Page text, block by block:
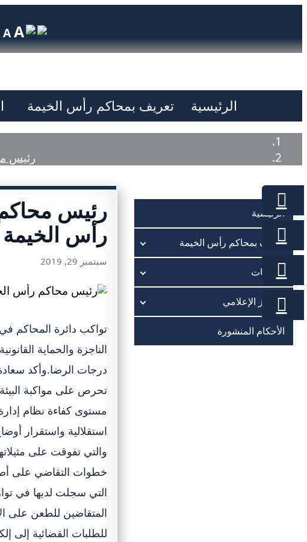
AA
الرئيسية تعريف بمحاكم رأس الخيمة
رئيس
الرئيسية
تعريف بمحاكم رأس الخيمة
الخدمات
المركز الإعلامي
الأحكام المنشورة
رئيس
رأس الخيمة
سبتمبر 29, 2019
تواكب دائرة المحاكم
الناجزة والحماية
درجات الرضا.وأكد
تحرص على مواكبة البيئة
مستوى كفاءة نظام
والتي تفوقت على
خطوات التقاضي على
التي سجلت لديها في
للطلبات القضائية إلى